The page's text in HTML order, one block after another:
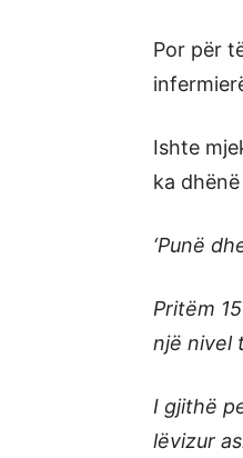
Por për
Ishte
ka
‘Punë
Pritëm
një nivel
I gjithë
lëvizur